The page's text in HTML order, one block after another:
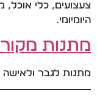
צעצועים, כלי אוכל,
היומיומי.
מתנות
מתנות לגבר ולאישה